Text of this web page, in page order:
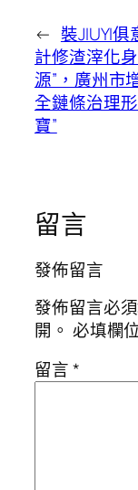
← 裝JIUYI
計修渣滓化
源”，廣州市
全鏈條治理
寶”
留言
發佈留言
發佈留言必
開。 必填欄
留言*